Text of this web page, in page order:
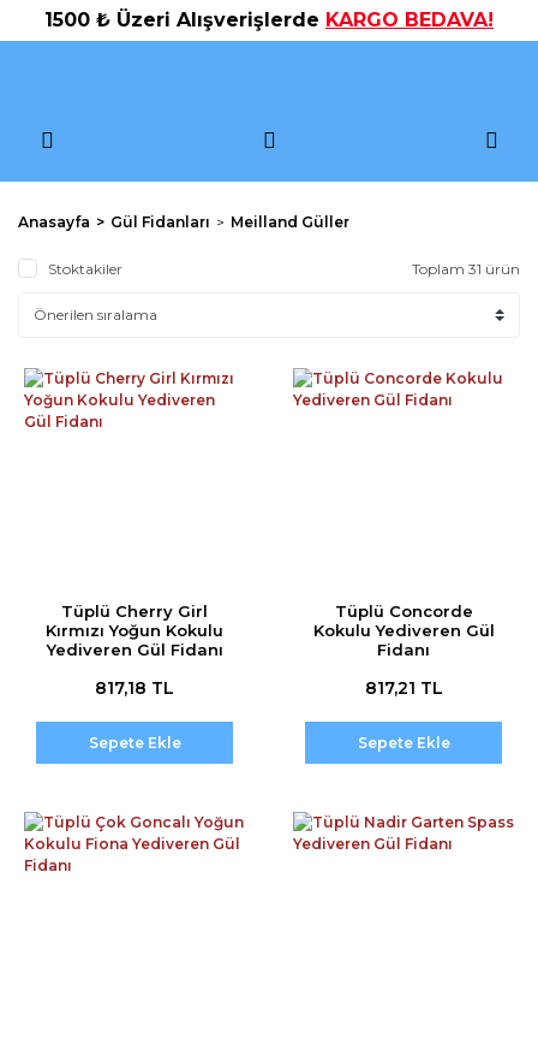
1500 ₺ Üzeri Alışverişlerde KARGO BEDAVA!
Anasayfa Gül Fidanları Meilland Güller
Stoktakiler Toplam 31 ürün
Tüplü Cherry Girl
Kırmızı Yoğun Kokulu
Yediveren Gül Fidanı
817,18 TL
Sepete Ekle
Tüplü Concorde
Kokulu Yediveren Gül
Fidanı
817,21 TL
Sepete Ekle